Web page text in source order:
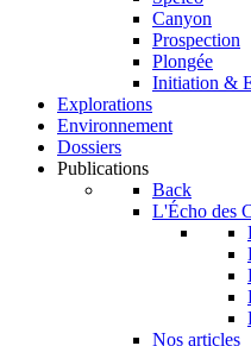
Canyon
Prospection
Plongée
Initiation &
Explorations
Environnement
Dossiers
Publications
Back
L'Écho des
Nos articles